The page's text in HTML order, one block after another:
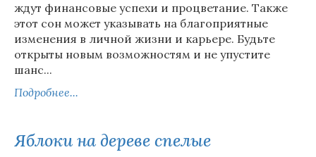
ждут финансовые успехи и процветание. Также
этот сон может указывать на благоприятные
изменения в личной жизни и карьере. Будьте
открыты новым возможностям и не упустите
шанс...
Подробнее...
Яблоки на дереве спелые